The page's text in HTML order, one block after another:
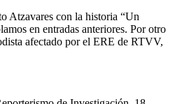
Atzavares con la historia “Un
en entradas anteriores. Por otro
afectado por el ERE de RTVV,